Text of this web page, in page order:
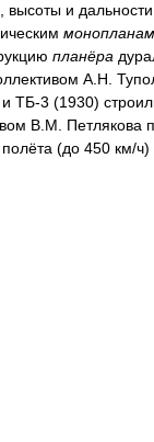
и
планёра
А.Н.
ТБ-3 (1930)
В.М. Петлякова
(до 450 км/ч)